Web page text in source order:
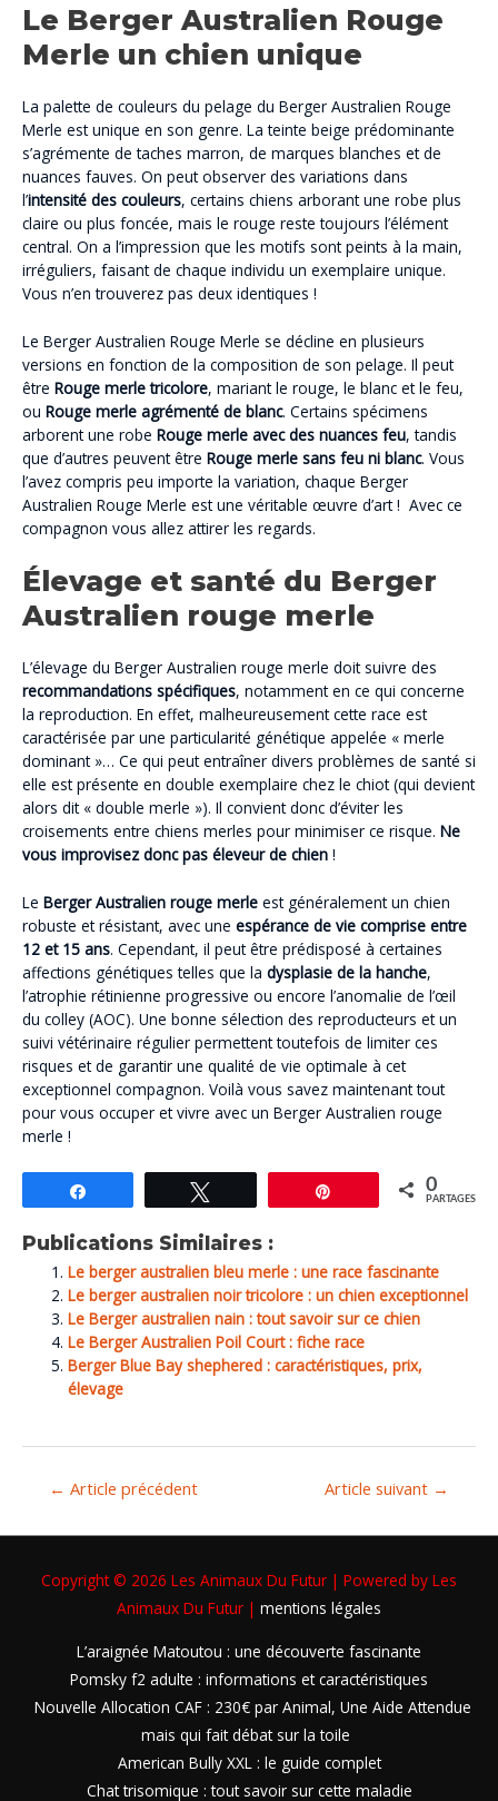
Le Berger Australien Rouge
Merle un chien unique
La palette de couleurs du pelage du Berger Australien Rouge
Merle est unique en son genre. La teinte beige prédominante
s’agrémente de taches marron, de marques blanches et de
nuances fauves. On peut observer des variations dans
l’intensité des couleurs, certains chiens arborant une robe plus
claire ou plus foncée, mais le rouge reste toujours l’élément
central. On a l’impression que les motifs sont peints à la main,
irréguliers, faisant de chaque individu un exemplaire unique.
Vous n’en trouverez pas deux identiques !
Le Berger Australien Rouge Merle se décline en plusieurs
versions en fonction de la composition de son pelage. Il peut
être Rouge merle tricolore, mariant le rouge, le blanc et le feu,
ou Rouge merle agrémenté de blanc. Certains spécimens
arborent une robe Rouge merle avec des nuances feu, tandis
que d’autres peuvent être Rouge merle sans feu ni blanc. Vous
l’avez compris peu importe la variation, chaque Berger
Australien Rouge Merle est une véritable œuvre d’art ! Avec ce
compagnon vous allez attirer les regards.
Élevage et santé du Berger
Australien rouge merle
L’élevage du Berger Australien rouge merle doit suivre des
recommandations spécifiques, notamment en ce qui concerne
la reproduction. En effet, malheureusement cette race est
caractérisée par une particularité génétique appelée « merle
dominant »… Ce qui peut entraîner divers problèmes de santé si
elle est présente en double exemplaire chez le chiot (qui devient
alors dit « double merle »). Il convient donc d’éviter les
croisements entre chiens merles pour minimiser ce risque. Ne
vous improvisez donc pas éleveur de chien !
Le Berger Australien rouge merle est généralement un chien
robuste et résistant, avec une espérance de vie comprise entre
12 et 15 ans. Cependant, il peut être prédisposé à certaines
affections génétiques telles que la dysplasie de la hanche,
l’atrophie rétinienne progressive ou encore l’anomalie de l’œil
du colley (AOC). Une bonne sélection des reproducteurs et un
suivi vétérinaire régulier permettent toutefois de limiter ces
risques et de garantir une qualité de vie optimale à cet
exceptionnel compagnon. Voilà vous savez maintenant tout
pour vous occuper et vivre avec un Berger Australien rouge
merle !
0
PARTAGES
Publications Similaires :
Le berger australien bleu merle : une race fascinante
Le berger australien noir tricolore : un chien exceptionnel
Le Berger australien nain : tout savoir sur ce chien
Le Berger Australien Poil Court : fiche race
Berger Blue Bay shephered : caractéristiques, prix,
élevage
← Article précédent Article suivant →
Copyright © 2026 Les Animaux Du Futur | Powered by Les
Animaux Du Futur | mentions légales
L’araignée Matoutou : une découverte fascinante
Pomsky f2 adulte : informations et caractéristiques
Nouvelle Allocation CAF : 230€ par Animal, Une Aide Attendue
mais qui fait débat sur la toile
American Bully XXL : le guide complet
Chat trisomique : tout savoir sur cette maladie